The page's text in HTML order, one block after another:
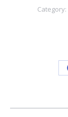
Category: